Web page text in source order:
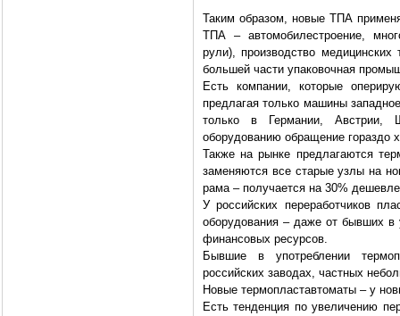
Таким образом, новые ТПА
ТПА – автомобилестроение,
рули), производство
большей части упаковочная
Есть компании, которые
предлагая только машины
только в Германии,
оборудованию обращение гораздо
Также на рынке предлагаются
заменяются все старые узлы на
рама – получается на 30%
У российских переработчиков
оборудования – даже от бывших в
финансовых ресурсов.
Бывшие в употреблении
российских заводах, частных
Новые термопластавтоматы – у
Есть тенденция по увеличению